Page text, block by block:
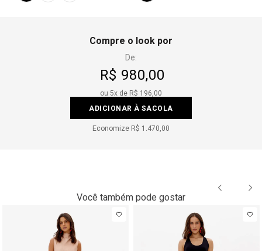
Compre o look por
De:
R$ 980,00
ou 5x de R$ 196,00
ADICIONAR À SACOLA
Economize R$ 1.470,00
Você também pode gostar